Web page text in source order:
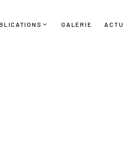
GALERIE